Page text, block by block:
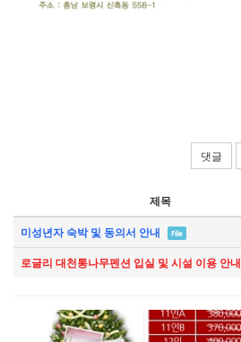
댓글
제목
미성년자 숙박 및 동의서 안내 File
로글리 대천통나무펜션 입실 및 시설 이용 안내